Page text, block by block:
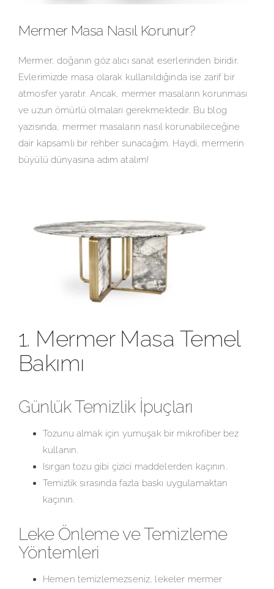
Mermer Masa Nasıl Korunur?
Mermer, doğanın göz alıcı sanat eserlerinden biridir.
Evlerimizde masa olarak kullanıldığında ise zarif bir
atmosfer yaratır. Ancak, mermer masaların korunması
ve uzun ömürlü olmaları gerekmektedir. Bu blog
yazısında, mermer masaların nasıl korunabileceğine
dair kapsamlı bir rehber sunacağım. Haydi, mermerin
büyülü dünyasına adım atalım!
1. Mermer Masa Temel
Bakımı
Günlük Temizlik İpuçları
Tozunu almak için yumuşak bir mikrofiber bez
kullanın.
Isırgan tozu gibi çizici maddelerden kaçının.
Temizlik sırasında fazla baskı uygulamaktan
kaçının.
Leke Önleme ve Temizleme
Yöntemleri
Hemen temizlemezseniz, lekeler mermer